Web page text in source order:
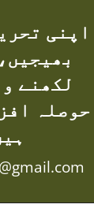
اپنی
لکھنے
حوصلہ